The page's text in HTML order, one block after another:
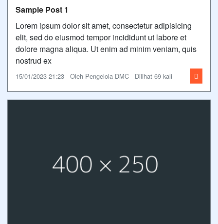
Sample Post 1
Lorem ipsum dolor sit amet, consectetur adipisicing
elit, sed do eiusmod tempor incididunt ut labore et
dolore magna aliqua. Ut enim ad minim veniam, quis
nostrud ex
15/01/2023 21:23 - Oleh Pengelola DMC - Dilihat 69 kali